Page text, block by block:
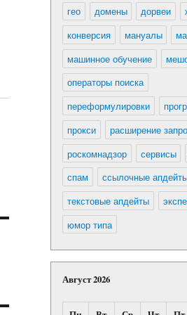
гео домены дорвеи
конверсия
мануалы
машинное обучение
операторы поиска
переформулировки
прокси
расширение
роскомнадзор
сервисы
спам
ссылочные
текстовые апдейты
юмор типа
Август 2026